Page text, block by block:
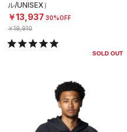
ル/UNISEX）
￥13,937 30%OFF
￥19,910
SOLD OUT